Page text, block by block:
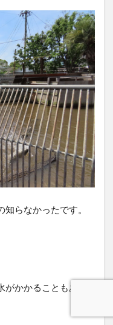
らなかったです。
かかることもある